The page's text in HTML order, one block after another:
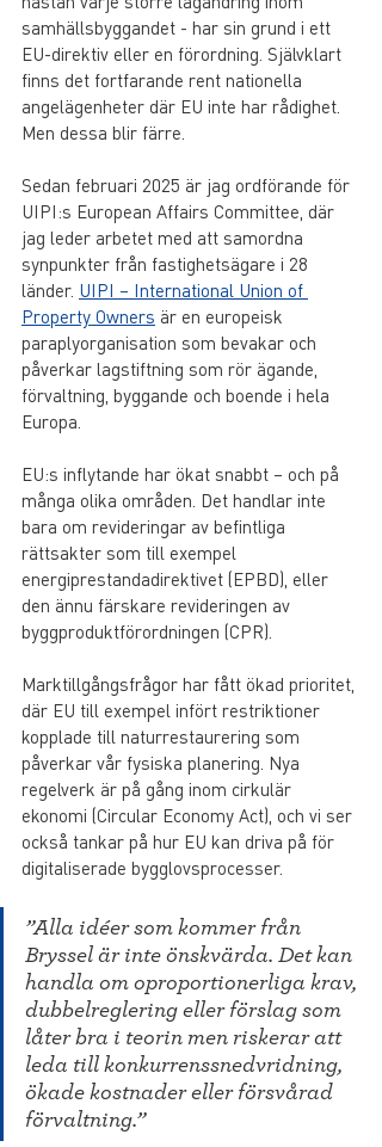
samhällsbyggandet - har sin grund i ett
EU-direktiv eller en förordning. Självklart
finns det fortfarande rent nationella
angelägenheter där EU inte har rådighet.
Men dessa blir färre.
Sedan februari 2025 är jag ordförande för
UIPI:s European Affairs Committee, där
jag leder arbetet med att samordna
synpunkter från fastighetsägare i 28
länder. UIPI – International Union of
Property Owners är en europeisk
paraplyorganisation som bevakar och
påverkar lagstiftning som rör ägande,
förvaltning, byggande och boende i hela
Europa.
EU:s inflytande har ökat snabbt – och på
många olika områden. Det handlar inte
bara om revideringar av befintliga
rättsakter som till exempel
energiprestandadirektivet (EPBD), eller
den ännu färskare revideringen av
byggproduktförordningen (CPR).
Marktillgångsfrågor har fått ökad prioritet,
där EU till exempel infört restriktioner
kopplade till naturrestaurering som
påverkar vår fysiska planering. Nya
regelverk är på gång inom cirkulär
ekonomi (Circular Economy Act), och vi ser
också tankar på hur EU kan driva på för
digitaliserade bygglovsprocesser.
”Alla idéer som kommer från
Bryssel är inte önskvärda. Det kan
handla om oproportionerliga krav,
dubbelreglering eller förslag som
låter bra i teorin men riskerar att
leda till konkurrenssnedvridning,
ökade kostnader eller försvårad
förvaltning.”